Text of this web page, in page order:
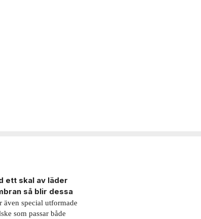
ett skal av läder
så blir dessa
även special utformade
som passar både